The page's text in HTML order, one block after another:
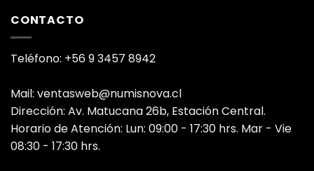
CONTACTO
Teléfono: +56 9 3457 8942
Mail: ventasweb@numisnova.cl
Dirección: Av. Matucana 26b, Estación Central.
Horario de Atención: Lun: 09:00 - 17:30 hrs. Mar - Vie
08:30 - 17:30 hrs.